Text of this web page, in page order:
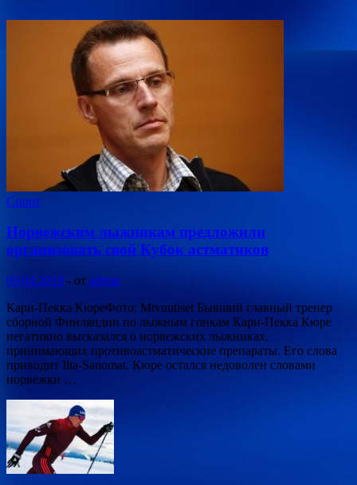
Спорт
Норвежским лыжникам предложили
организовать свой Кубок астматиков
09.04.2019 - от admin
Кари-Пекка КюреФото: Mtvuutiset Бывший главный тренер
сборной Финляндии по лыжным гонкам Кари-Пекка Кюре
негативно высказался о норвежских лыжниках,
принимающих противоастматические препараты. Его слова
приводит Ilta-Sanomat. Кюре остался недоволен словами
норвежки …